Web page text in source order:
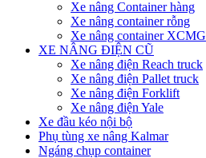
Xe nâng Container hàng
Xe nâng container rỗng
Xe nâng container XCMG
XE NÂNG ĐIỆN CŨ
Xe nâng điện Reach truck
Xe nâng điện Pallet truck
Xe nâng điện Forklift
Xe nâng điện Yale
Xe đầu kéo nội bộ
Phụ tùng xe nâng Kalmar
Ngáng chụp container